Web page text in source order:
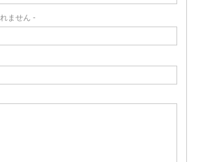
ません -